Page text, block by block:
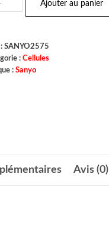
Ajouter au panier
:SANYO2575
:Cellules
:Sanyo
Avis (0)